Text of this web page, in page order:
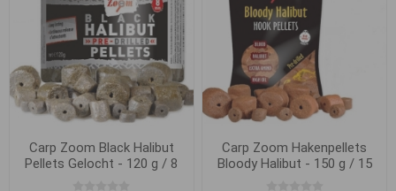
Carp Zoom Black Halibut
Pellets Gelocht - 120 g / 8
Carp Zoom Hakenpellets
Bloody Halibut - 150 g / 15